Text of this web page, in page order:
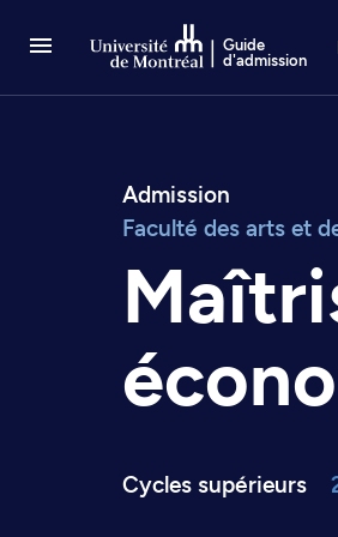
Guide
d'admission
Admission
Faculté des arts et
Cycles supérieurs